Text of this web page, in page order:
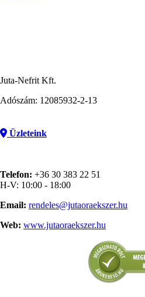
Juta-Nefrit Kft.
Adószám: 12085932-2-13
Üzleteink
Telefon: +36 30 383 22 51
H-V: 10:00 - 18:00
Email: rendeles@jutaoraekszer.hu
Web: www.jutaoraekszer.hu